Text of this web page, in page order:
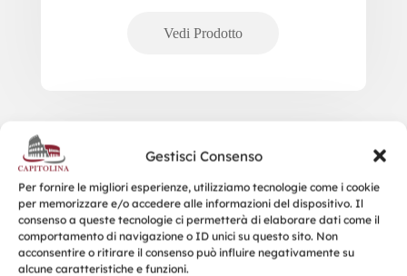
Gestisci Consenso
Per fornire le migliori esperienze, utilizziamo tecnologie come i cookie
per memorizzare e/o accedere alle informazioni del dispositivo. Il
consenso a queste tecnologie ci permetterà di elaborare dati come il
comportamento di navigazione o ID unici su questo sito. Non
acconsentire o ritirare il consenso può influire negativamente su
alcune caratteristiche e funzioni.
15128 SHOPPER IN COTONE CON
TRACOLLA